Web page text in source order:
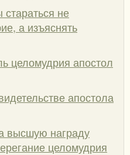
не
а изъяснять
целомудрия апостол
апостола
высшую награду
целомудрия